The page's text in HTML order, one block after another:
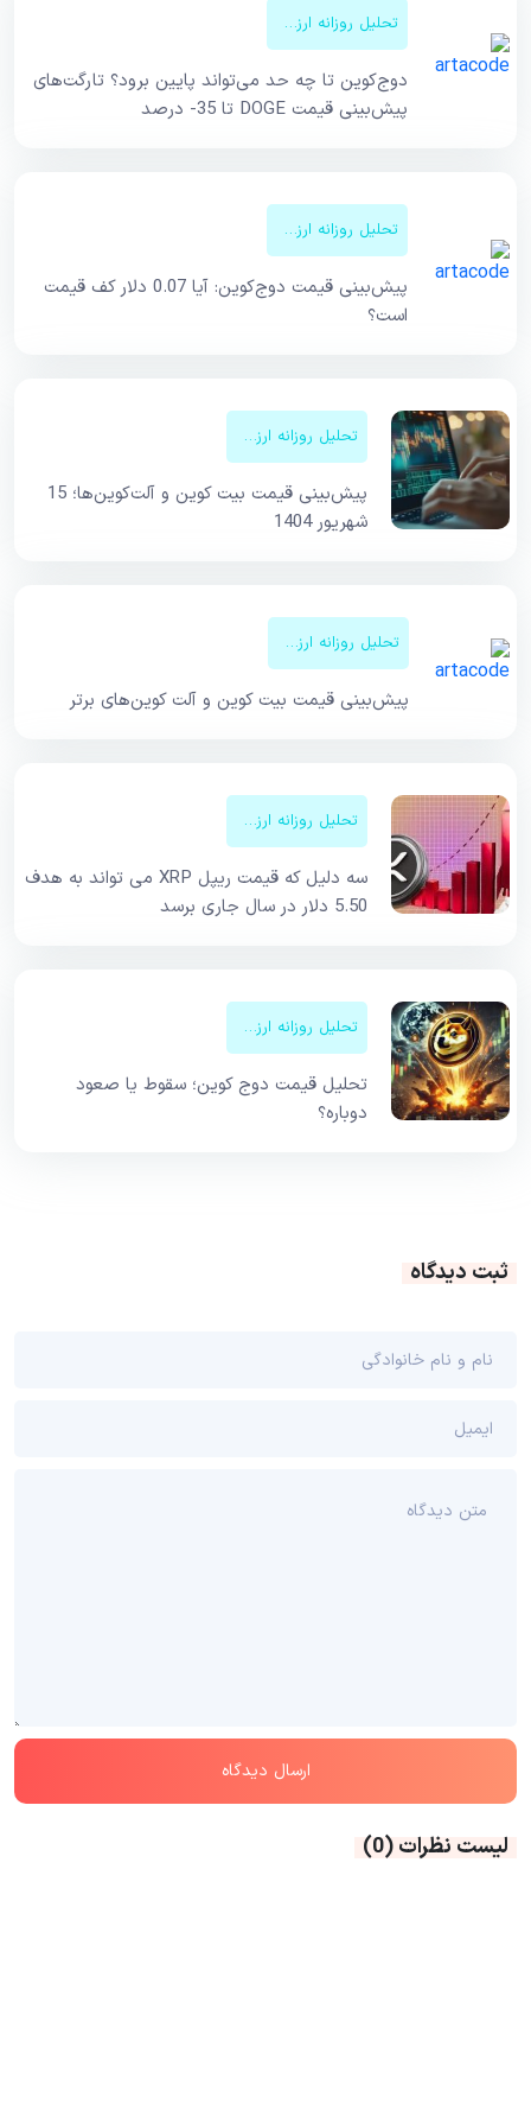
تحلیل روزانه ارزهای دیجیتال
دوج‌کوین تا چه حد می‌تواند پایین برود؟ تارگت‌های
پیش‌بینی قیمت DOGE تا 35- درصد
تحلیل روزانه ارزهای دیجیتال
پیش‌بینی قیمت دوج‌کوین: آیا 0.07 دلار کف قیمت
است؟
تحلیل روزانه ارزهای دیجیتال
پیش‌بینی قیمت بیت کوین و آلت‌کوین‌ها؛ 15
شهریور 1404
تحلیل روزانه ارزهای دیجیتال
پیش‌بینی قیمت‌ بیت کوین و آلت کوین‌های برتر
تحلیل روزانه ارزهای دیجیتال
سه دلیل که قیمت ریپل XRP می تواند به هدف
5.50 دلار در سال جاری برسد
تحلیل روزانه ارزهای دیجیتال
تحلیل قیمت دوج کوین؛ سقوط یا صعود
دوباره؟
ثبت دیدگاه
لیست نظرات(0)